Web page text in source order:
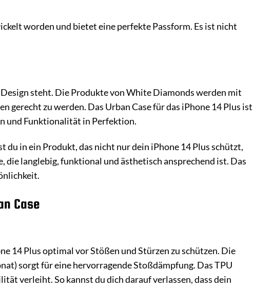
worden und bietet eine perfekte Passform. Es ist nicht
steht. Die Produkte von White Diamonds werden mit
gerecht zu werden. Das Urban Case für das iPhone 14 Plus ist
und Funktionalität in Perfektion.
in ein Produkt, das nicht nur dein iPhone 14 Plus schützt,
langlebig, funktional und ästhetisch ansprechend ist. Das
Case
14 Plus optimal vor Stößen und Stürzen zu schützen. Die
sorgt für eine hervorragende Stoßdämpfung. Das TPU
verleiht. So kannst du dich darauf verlassen, dass dein